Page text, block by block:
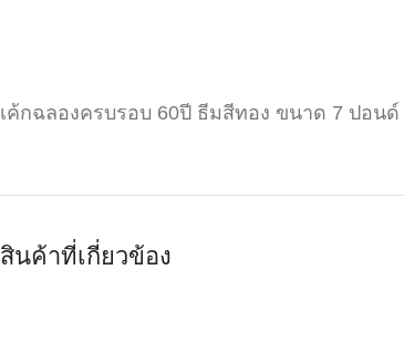
เค้กฉลองครบรอบ 60ปี ธีมสีทอง ขนาด 7 ปอนด์
สินค้าที่เกี่ยวข้อง